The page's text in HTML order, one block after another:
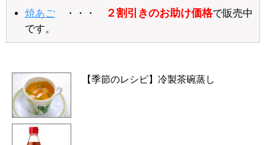
焼あご・・・ ２割引きのお助け価格で販売中
です。
【季節のレシピ】冷製茶碗蒸し